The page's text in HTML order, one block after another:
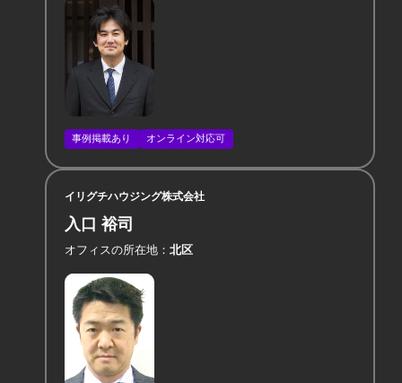
事例掲載あり オンライン対応可
イリグチハウジング株式会社
入口 裕司
オフィスの所在地 北区